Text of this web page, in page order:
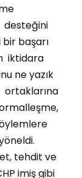
desteğini
başarı
iktidara
ne yazık
ortaklarına
tehdit ve
imiş gibi